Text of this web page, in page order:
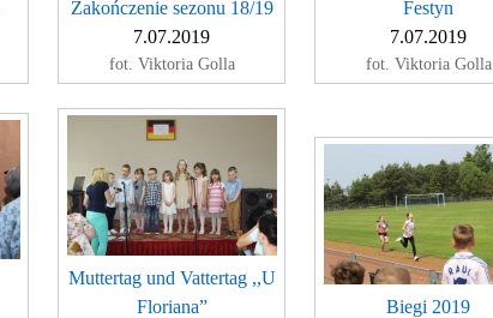
Zakończenie sezonu 18/19
7.07.2019
fot. Viktoria Golla
Festyn
7.07.2019
fot. Viktoria Golla
Muttertag und Vattertag ,,U
Floriana”
Biegi 2019